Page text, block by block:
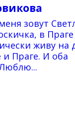
зовут
в Праге
живу на
Праге. И оба